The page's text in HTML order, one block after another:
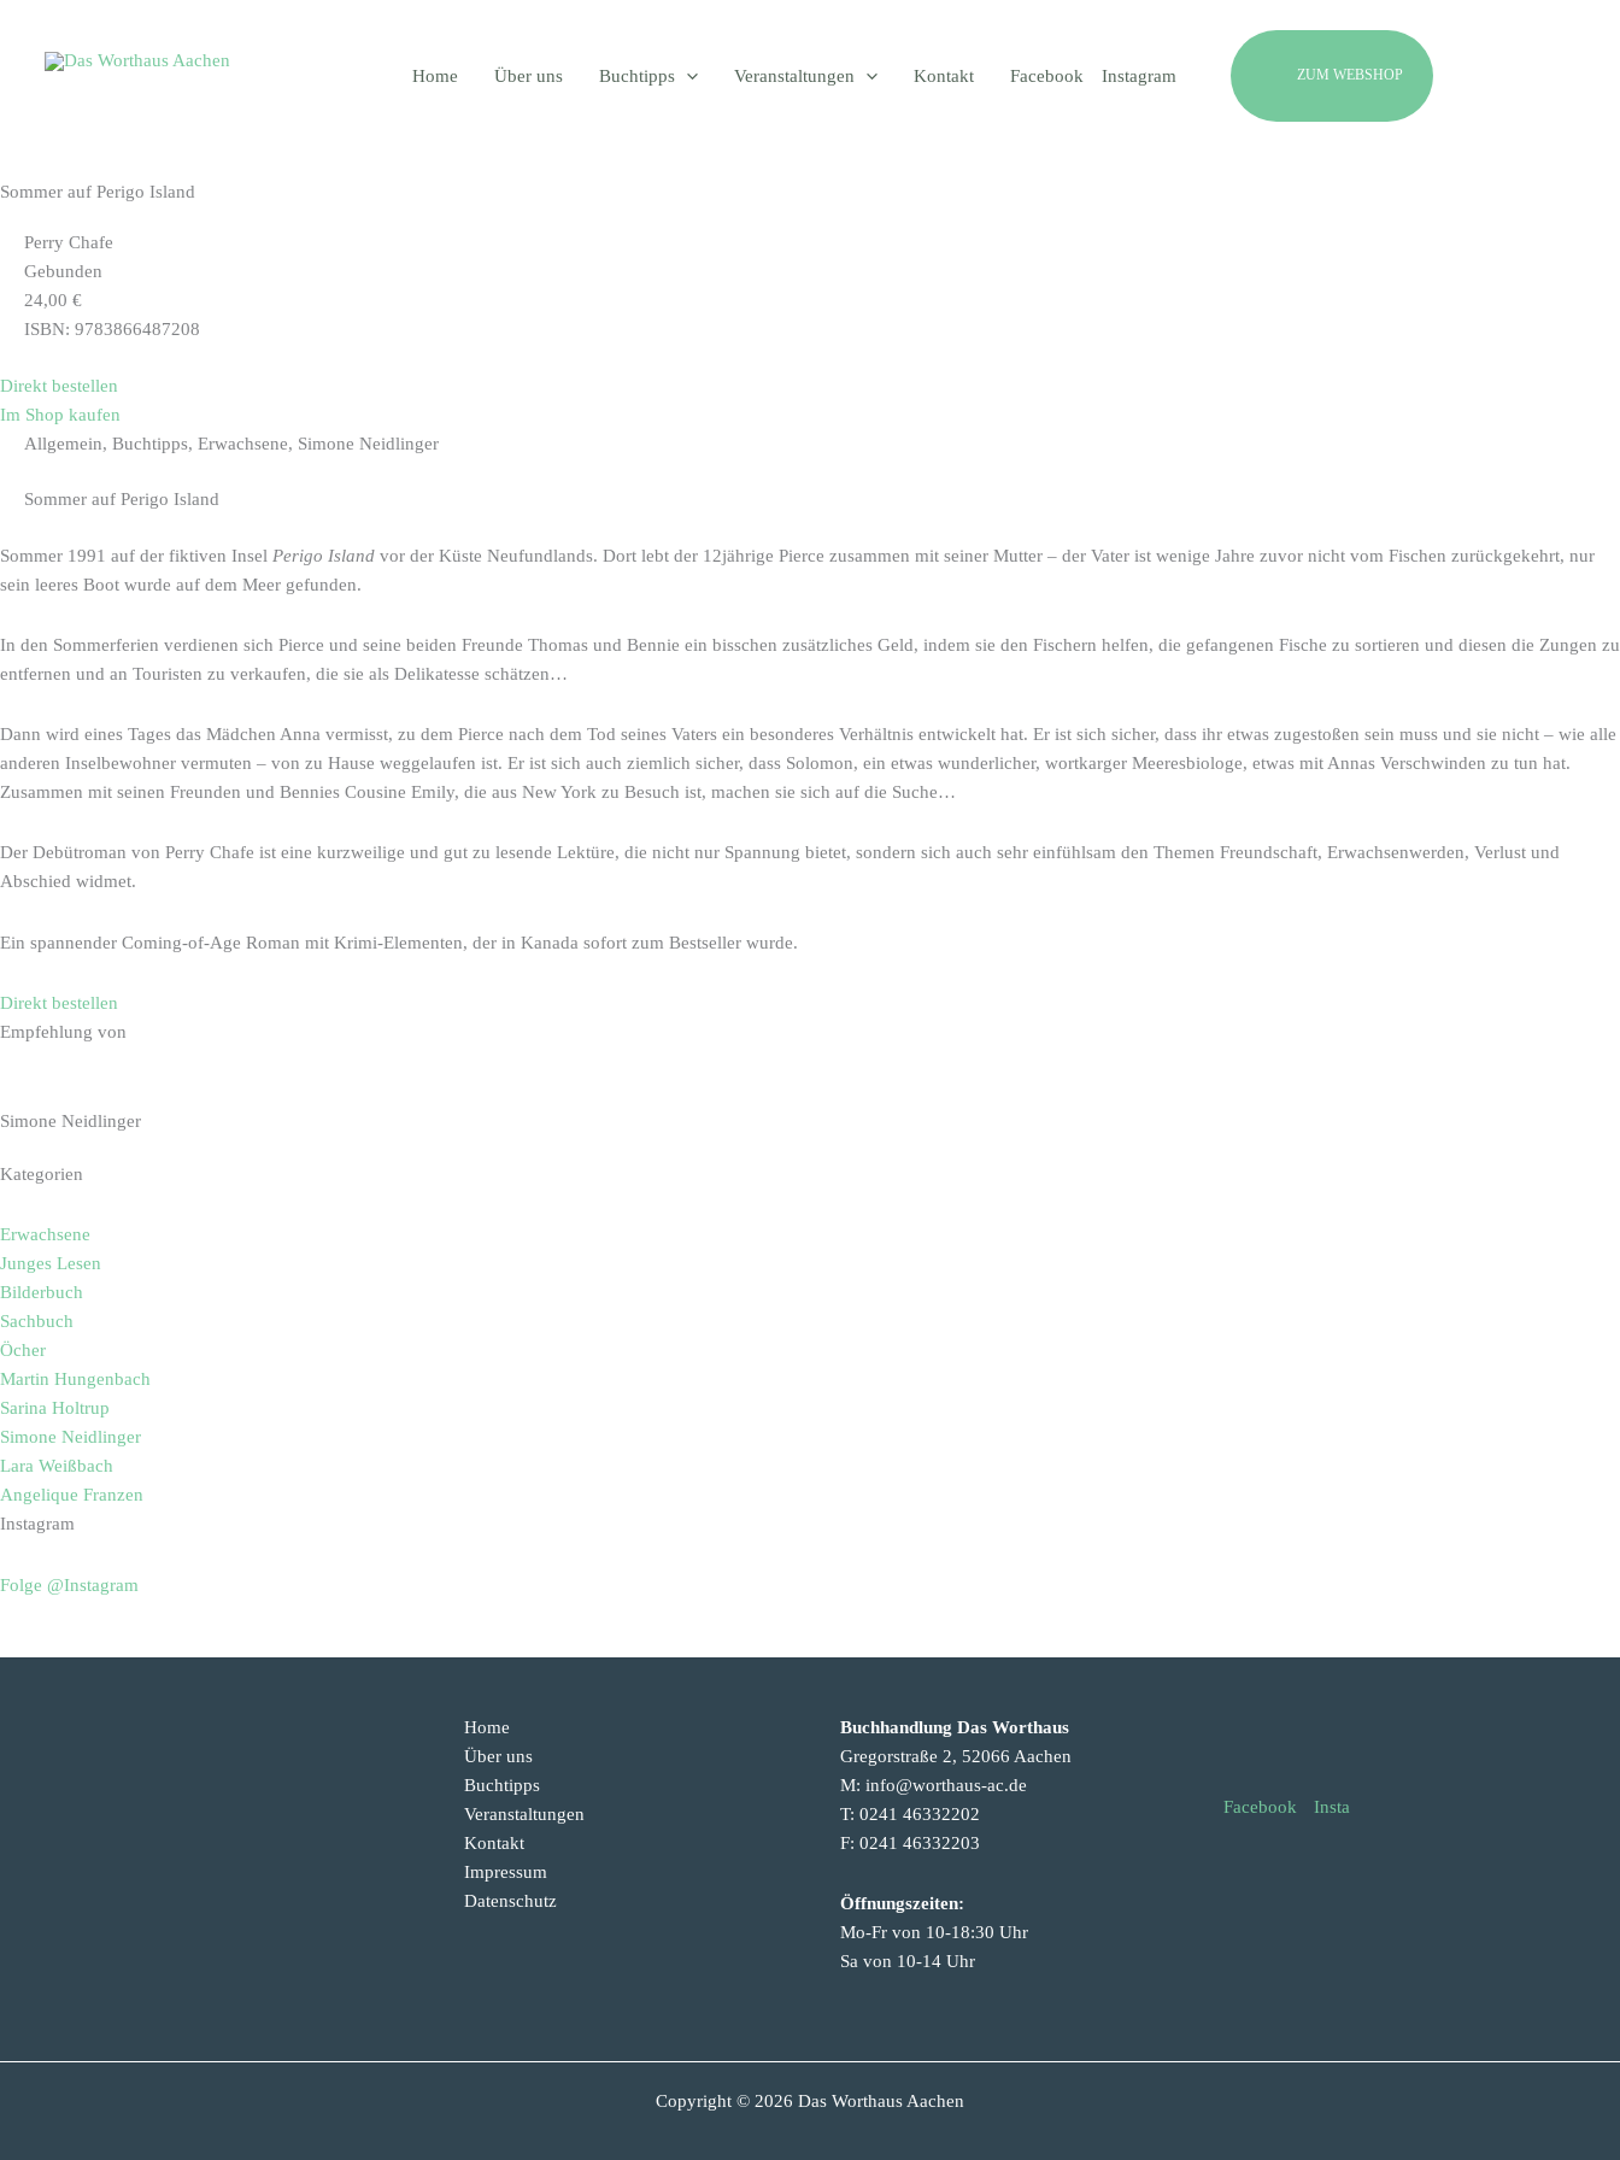
springen
Home Über uns Buchtipps Veranstaltungen Kontakt Facebook Instagram ZUM WEBSHOP
Sommer auf Perigo Island
Perry Chafe
Gebunden
24,00 €
ISBN: 9783866487208
Direkt bestellen
Im Shop kaufen
Allgemein, Buchtipps, Erwachsene, Simone Neidlinger
Sommer auf Perigo Island
Sommer 1991 auf der fiktiven Insel Perigo Island vor der Küste Neufundlands. Dort lebt der 12jährige Pierce zusammen mit seiner Mutter – der Vater ist wenige Jahre zuvor nicht vom Fischen zurückgekehrt, nur
sein leeres Boot wurde auf dem Meer gefunden.
In den Sommerferien verdienen sich Pierce und seine beiden Freunde Thomas und Bennie ein bisschen zusätzliches Geld, indem sie den Fischern helfen, die gefangenen Fische zu sortieren und diesen die Zungen zu
entfernen und an Touristen zu verkaufen, die sie als Delikatesse schätzen…
Dann wird eines Tages das Mädchen Anna vermisst, zu dem Pierce nach dem Tod seines Vaters ein besonderes Verhältnis entwickelt hat. Er ist sich sicher, dass ihr etwas zugestoßen sein muss und sie nicht – wie alle
anderen Inselbewohner vermuten – von zu Hause weggelaufen ist. Er ist sich auch ziemlich sicher, dass Solomon, ein etwas wunderlicher, wortkarger Meeresbiologe, etwas mit Annas Verschwinden zu tun hat.
Zusammen mit seinen Freunden und Bennies Cousine Emily, die aus New York zu Besuch ist, machen sie sich auf die Suche…
Der Debütroman von Perry Chafe ist eine kurzweilige und gut zu lesende Lektüre, die nicht nur Spannung bietet, sondern sich auch sehr einfühlsam den Themen Freundschaft, Erwachsenwerden, Verlust und
Abschied widmet.
Ein spannender Coming-of-Age Roman mit Krimi-Elementen, der in Kanada sofort zum Bestseller wurde.
Direkt bestellen
Empfehlung von
Simone Neidlinger
Kategorien
Erwachsene
Junges Lesen
Bilderbuch
Sachbuch
Öcher
Martin Hungenbach
Sarina Holtrup
Simone Neidlinger
Lara Weißbach
Angelique Franzen
Instagram
Folge @Instagram
Home
Über uns
Buchtipps
Veranstaltungen
Kontakt
Impressum
Datenschutz
Buchhandlung Das Worthaus
Gregorstraße 2, 52066 Aachen
M: info@worthaus-ac.de
T: 0241 46332202
F: 0241 46332203
Öffnungszeiten:
Mo-Fr von 10-18:30 Uhr
Sa von 10-14 Uhr
Facebook Insta
Copyright © 2026 Das Worthaus Aachen